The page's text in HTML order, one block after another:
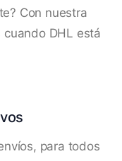
Con nuestra
cuando DHL está
para todos